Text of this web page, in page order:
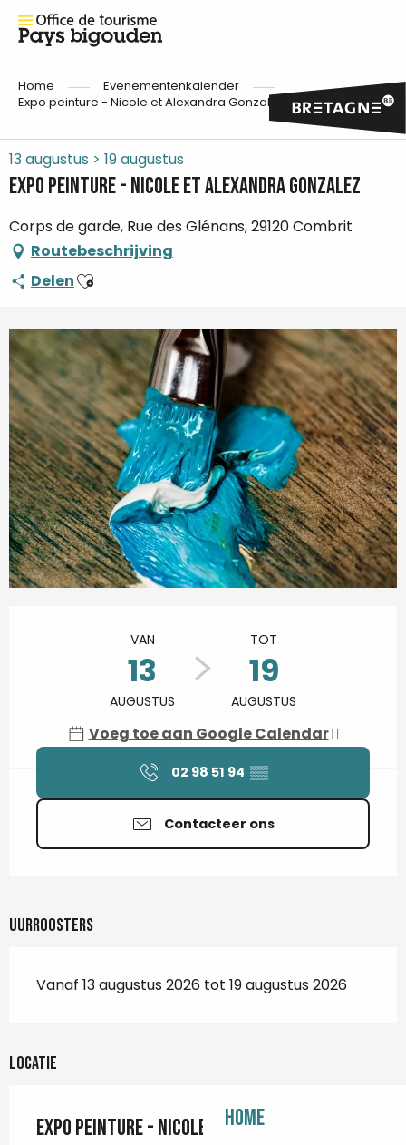
Home
Home
Evenementenkalender
Expo peinture - Nicole et Alexandra Gonzalez
13 augustus > 19 augustus
Expo peinture - Nicole et Alexandra Gonzalez
Corps de garde, Rue des Glénans, 29120 Combrit
Routebeschrijving
DelenAjouter aux favoris
VAN
13
AUGUSTUS
TOT
19
AUGUSTUS
Voeg toe aan Google Calendar
02 98 51 94 ▒▒
Contacteer ons
Uurroosters
Vanaf 13 augustus 2026 tot 19 augustus 2026
Locatie
Expo peinture - Nicole et Alexandra